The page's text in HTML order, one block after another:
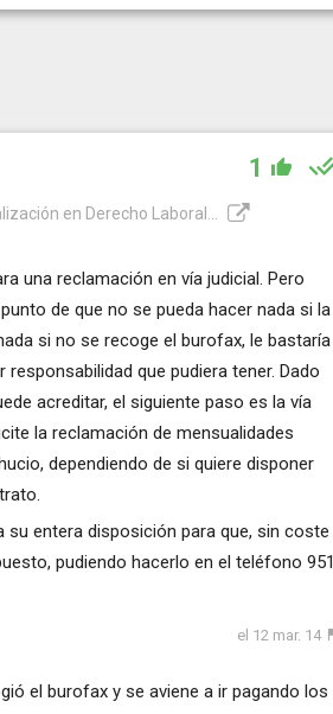
1
en Derecho Laboral...
una reclamación en vía judicial. Pero
de que no se pueda hacer nada si la
si no se recoge el burofax, le bastaría
que pudiera tener. Dado
acreditar, el siguiente paso es la vía
la reclamación de mensualidades
dependiendo de si quiere disponer
entera disposición para que, sin coste
pudiendo hacerlo en el teléfono 951
el 12 mar. 14
el burofax y se aviene a ir pagando los